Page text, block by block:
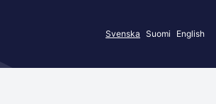
Svenska Suomi English